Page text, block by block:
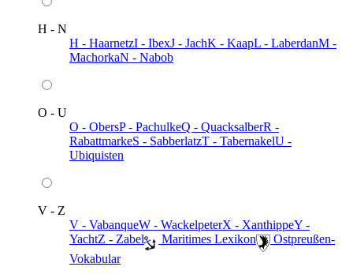
H - N
H - HaarnetzI - IbexJ - JachK - KaapL - LaberdanM -
MachorkaN - Nabob
O - U
O - ObersP - PachulkeQ - QuacksalberR -
RabattmarkeS - SabberlatzT - TabernakelU -
Ubiquisten
V - Z
V - VabanqueW - WackelpeterX - XanthippeY -
YachtZ - Zabel ️ Maritimes Lexikon
️ Ostpreußen-
Vokabular